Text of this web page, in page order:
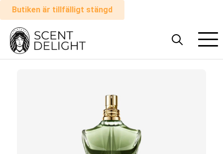
Butiken är tillfälligt stängd
Alla
parfymer